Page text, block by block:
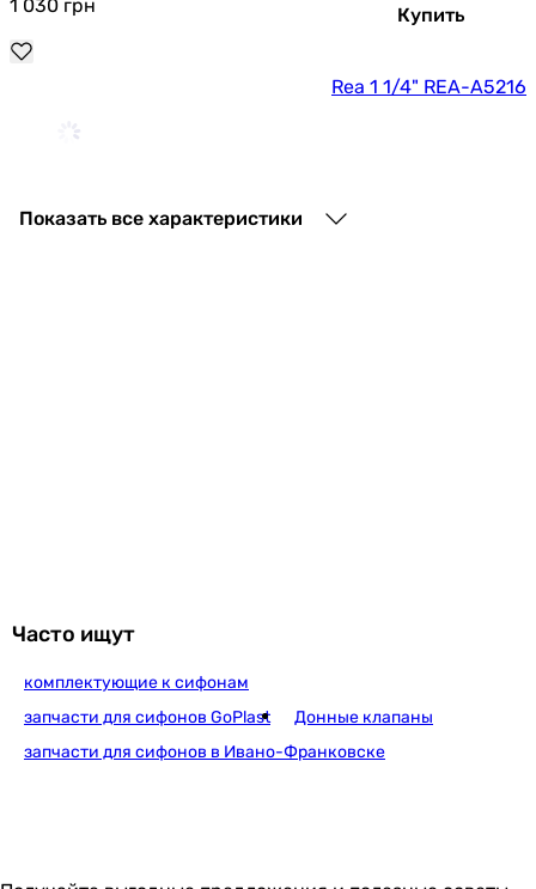
1 030 грн Купить
Rea 1 1/4" REA-A5216
1 498
Основные характеристики
Тип
донный клапан
Показать все характеристики
Часто ищут
комплектующие к сифонам
запчасти для сифонов GoPlast
Донные клапаны
запчасти для сифонов в Ивано-Франковске